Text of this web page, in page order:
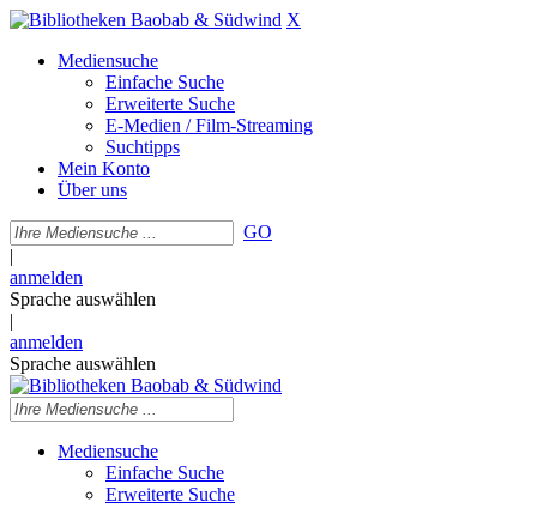
X
Mediensuche
Einfache Suche
Erweiterte Suche
E-Medien / Film-Streaming
Suchtipps
Mein Konto
Über uns
GO
|
anmelden
Sprache auswählen
|
anmelden
Sprache auswählen
Mediensuche
Einfache Suche
Erweiterte Suche